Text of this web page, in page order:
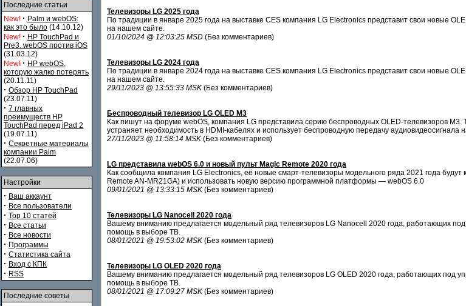
Последние статьи
New! · Palm и webOS:
как это было (14.10.12)
New! · HP TouchPad и
Pre3. webOS против iOS
(31.03.12)
New! · HP webOS,
которую жалко потерять
(20.11.11)
· Обзор HP TouchPad
(23.07.11)
· 7 главных
преимуществ HP
TouchPad перед iPad 2
(19.07.11)
· Секретные материалы
компании Palm
(22.07.06)
Настройки
· Ваш аккаунт
· Все пользователи
· Top 10 статей
· Все статьи
· Все новости
· Программы
· Статистика сайта
· Вход с КПК
· RSS
Последние советы
Телевизоры LG 2025 года
По традиции в январе 2025 года на выставке CES компания LG Electronics представит свои новые
на нашем сайте.
01/10/2024 @ 12:03:25 MSD (Без комментариев)
Телевизоры LG 2024 года
По традиции в январе 2024 года на выставке CES компания LG Electronics представит свои новые
на нашем сайте.
29/11/2023 @ 13:55:33 MSK (Без комментариев)
Беспроводный телевизор LG OLED M3
Как пишут на форуме webOS, компания LG представила серию беспроводных OLED-телевизоров
устраняет необходимость в HDMI-кабелях и использует беспроводную передачу
27/11/2023 @ 11:58:14 MSK (Без комментариев)
LG представила webOS 6.0 и новый пульт Magic Remote 2020 года
Как сообщила компания LG Electronics, её новые смарт-телевизоры модельного ряда 2021 года
Remote AN-MR21GA) и использовать новую версию программной платформы — webOS 6.0
09/01/2021 @ 13:33:15 MSK (Без комментариев)
Телевизоры LG Nanocell 2020 года
Вашему вниманию предлагается модельный ряд телевизоров LG Nanocell 2020 года, работающих
помощь в выборе ТВ.
08/01/2021 @ 19:53:02 MSK (Без комментариев)
Телевизоры LG OLED 2020 года
Вашему вниманию предлагается модельный ряд телевизоров LG OLED 2020 года, работающих под
помощь в выборе ТВ.
08/01/2021 @ 17:09:27 MSK (Без комментариев)